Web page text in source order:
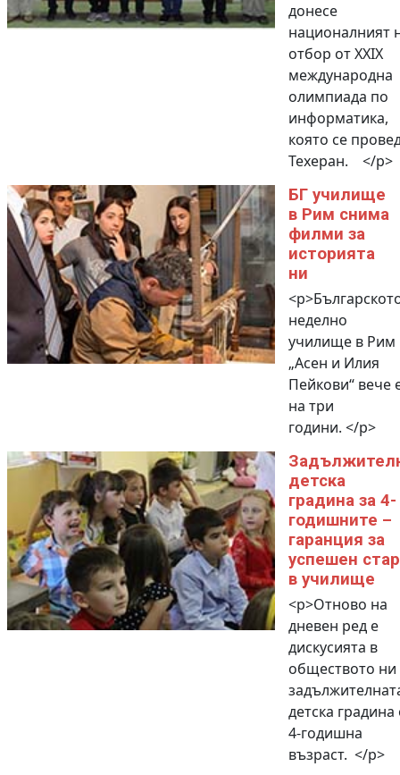
донесе
националният
отбор от XXIX
международна
олимпиада по
информатика,
която се
Техеран. </p>
БГ училище
в Рим снима
филми за
историята
ни
неделно
училище в Рим
„Асен и Илия
Пейкови“ вече
на три
години. </p>
детска
градина за 4-
годишните –
гаранция за
успешен
в училище
<p>Отново на
дневен ред е
дискусията в
обществото ни
детска градина
4-годишна
възраст. </p>